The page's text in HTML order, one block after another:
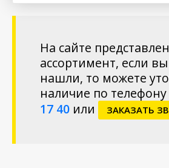
На сайте
ассортимент, если
нашли, то можете
наличие по телефону
17 40 или ЗАКАЗАТЬ